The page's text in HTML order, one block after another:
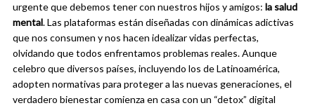
urgente que debemos tener con nuestros hijos y amigos: la salud
mental. Las plataformas están diseñadas con dinámicas adictivas
que nos consumen y nos hacen idealizar vidas perfectas,
olvidando que todos enfrentamos problemas reales. Aunque
celebro que diversos países, incluyendo los de Latinoamérica,
adopten normativas para proteger a las nuevas generaciones, el
verdadero bienestar comienza en casa con un “detox” digital